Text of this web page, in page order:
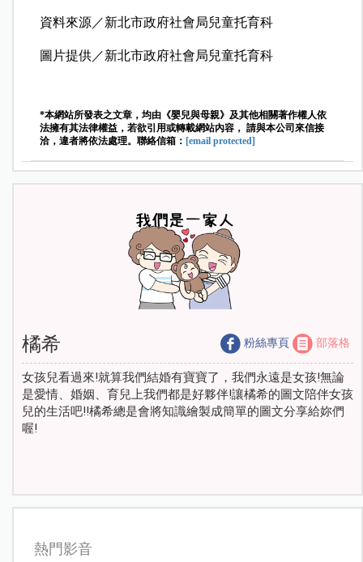
資料來源／新北市政府社會局兒童托育科
圖片提供／新北市政府社會局兒童托育科
*本網站所發表之文章，均由《嬰兒與母親》及其他相關著作權人依
法擁有其法律權益，若欲引用或轉載網站內容， 請與本公司來信接
洽，違者將依法處理。聯絡信箱： [email protected]
橘希 粉絲專頁 部落格
女孩兒看過來!就算我們結婚有寶寶了，我們永遠是女孩!無論
是愛情、婚姻、育兒上我們都是好夥伴!讓橘希的圖文陪伴女孩
兒的生活吧!!橘希總是會將知識繪製成簡單的圖文分享給妳們
喔!
熱門影音